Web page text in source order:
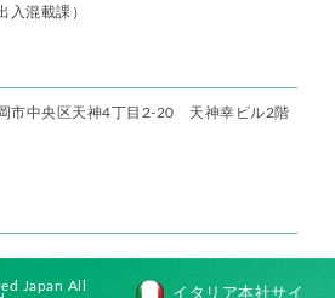
混載課）
市中央区天神4丁目2-20 天神幸ビル2階
Japan All
イタリア本社サイ